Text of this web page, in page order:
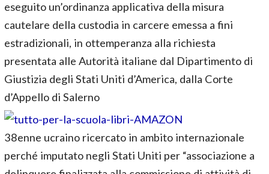
eseguito un’ordinanza applicativa della misura
cautelare della custodia in carcere emessa a fini
estradizionali, in ottemperanza alla richiesta
presentata alle Autorità italiane dal Dipartimento di
Giustizia degli Stati Uniti d’America, dalla Corte
d’Appello di Salerno
38enne ucraino ricercato in ambito internazionale
perché imputato negli Stati Uniti per “associazione a